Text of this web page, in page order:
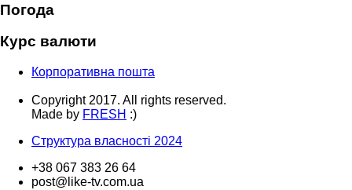
Погода
Курс валюти
Корпоративна пошта
Copyright 2017. All rights reserved.
Made by FRESH :)
Структура власності 2024
+38 067 383 26 64
post@like-tv.com.ua